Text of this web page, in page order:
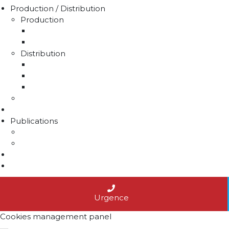
Production / Distribution
Production
Distribution
Publications
Urgence
Cookies management panel